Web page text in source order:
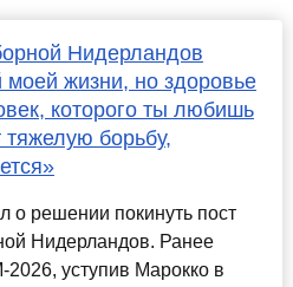
Нидерландов
жизни, но здоровье
которого ты любишь
борьбу,
о решении покинуть пост
Нидерландов. Ранее
уступив Марокко в